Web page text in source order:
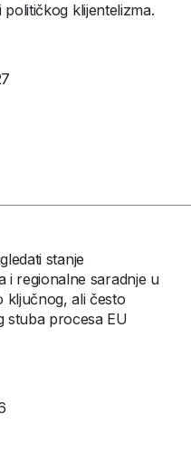
klijentelizma.
stanje
i regionalne saradnje u
ključnog, ali često
stuba procesa EU